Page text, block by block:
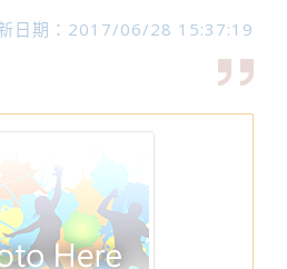
日期：2017/06/28 15:37:19